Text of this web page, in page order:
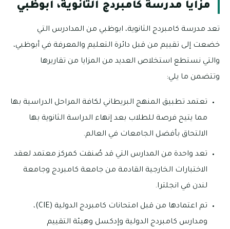
مزايا مدرسة كامبردج الثانوية، ابوظبي
تعد مدرسة كامبردج الثانوية، ابوظبي من المدادرس التي
خضعت إلى تقييم من قبل دائرة التعليم والمعرفة في أبوظبي،
والتي نستطع استخلاص العديد من المزايا من تقاريرها
وتتضمن ما يلي:
تعتمد تطبيق المنهج البريطاني لكافة المراحل الدراسية بها
مما يتيح فرصة للطلاب بعد إنهاء الدراسة الثانوية بها
الالتحاق بأفضل الجامعات في العالم.
تعد واحدة من المدارس التي قد صُنفت كمركز معتمد لعقد
الاختبارات الخارجية القادمة من جامعة كامبردج وجامعة
لندن في انجلترا.
تم اعتمادها من قبل امتحانات كامبردج الدولية (CIE)،
ومدارس كامبردج الدولية وإدكسل وهيئة التقييم